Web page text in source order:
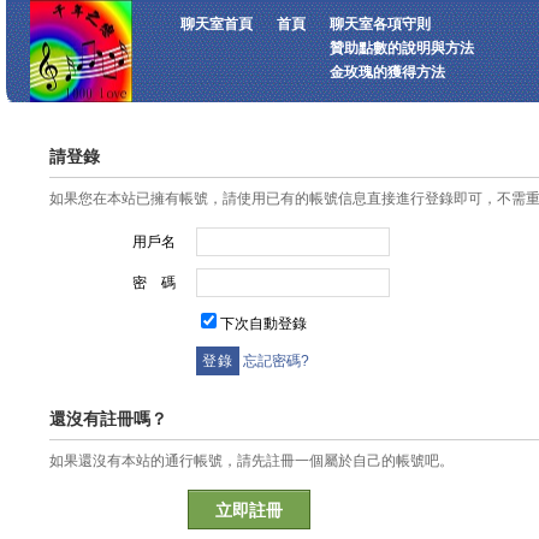
聊天室首頁 首頁
聊天室各項守則
贊助點數的說明與方法
金玫瑰的獲得方法
請登錄
如果您在本站已擁有帳號，請使用已有的帳號信息直接進行登錄即可，不需
用戶名
密 碼
下次自動登錄
忘記密碼?
還沒有註冊嗎？
如果還沒有本站的通行帳號，請先註冊一個屬於自己的帳號吧。
立即註冊